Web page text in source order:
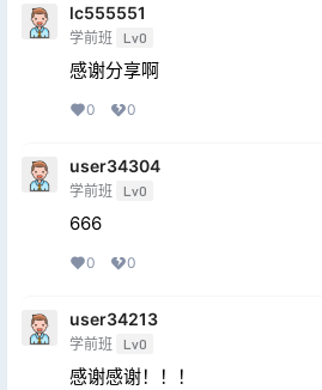
lc555551
学前班 Lv0
感谢分享啊
0 0
user34304
学前班 Lv0
666
0 0
user34213
学前班 Lv0
感谢感谢！！！